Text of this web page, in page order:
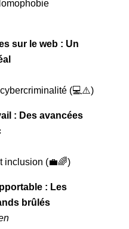
sur le web : Un
(💻⚠️)
: Des avancées
inclusion (💼🌈)
: Les
brûlés